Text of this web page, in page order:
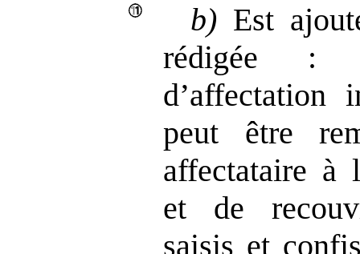
b) Est
rédigée :
d’affectation
peut être
affectataire à
et de
saisis et